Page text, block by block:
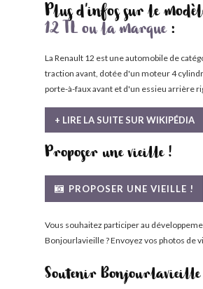
Plus d'infos sur le
12 TL ou la marque:
La Renault 12 est une automobile de
traction avant, dotée d'un moteur 4
porte-à-faux avant et d'un essieu arrière
+ LIRE LA SUITE SUR WIKIPÉDIA
Proposer une vieille !
PROPOSER UNE VIEILLE !
Vous souhaitez participer au
Bonjourlavieille ? Envoyez vos photos de
Soutenir Bonjourlavieille